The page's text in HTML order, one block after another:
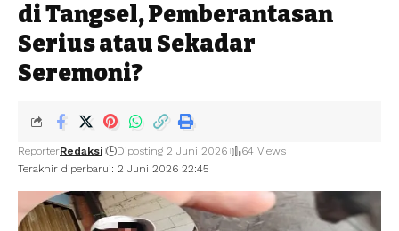
di Tangsel, Pemberantasan
Serius atau Sekadar
Seremoni?‎‎
Terakhir diperbarui: 2 Juni 2026 22:45
ReporterRedaksi Diposting 2 Juni 2026 64 Views